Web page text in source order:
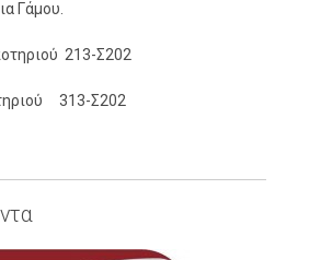
Γάμου.
213-Σ202
313-Σ202